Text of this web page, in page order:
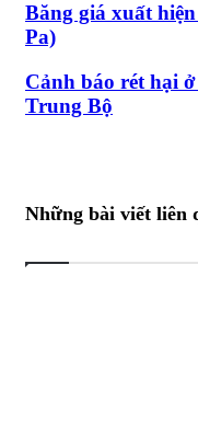
Băng giá xuất
Pa)
Cảnh báo rét hại
Trung Bộ
Những bài viết liên